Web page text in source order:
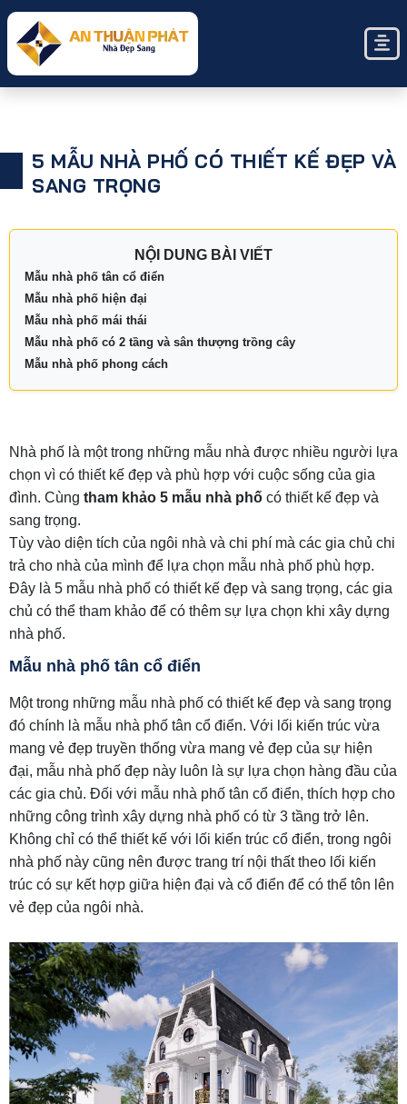
5 MẪU NHÀ PHỐ CÓ THIẾT KẾ ĐẸP VÀ
SANG TRỌNG
NỘI DUNG BÀI VIẾT
Mẫu nhà phố tân cổ điển
Mẫu nhà phố hiện đại
Mẫu nhà phố mái thái
Mẫu nhà phố có 2 tầng và sân thượng trồng cây
Mẫu nhà phố phong cách
Nhà phố là một trong những mẫu nhà được nhiều người lựa
chọn vì có thiết kế đẹp và phù hợp với cuộc sống của gia
đình. Cùng tham khảo 5 mẫu nhà phố có thiết kế đẹp và
sang trọng.
Tùy vào diện tích của ngôi nhà và chi phí mà các gia chủ chi
trả cho nhà của mình để lựa chọn mẫu nhà phố phù hợp.
Đây là 5 mẫu nhà phố có thiết kế đẹp và sang trọng, các gia
chủ có thể tham khảo để có thêm sự lựa chọn khi xây dựng
nhà phố.
Mẫu nhà phố tân cổ điển
Một trong những mẫu nhà phố có thiết kế đẹp và sang trọng
đó chính là mẫu nhà phố tân cổ điển. Với lối kiến trúc vừa
mang vẻ đẹp truyền thống vừa mang vẻ đẹp của sự hiện
đại, mẫu nhà phố đẹp này luôn là sự lựa chọn hàng đầu của
các gia chủ. Đối với mẫu nhà phố tân cổ điển, thích hợp cho
những công trình xây dựng nhà phố có từ 3 tầng trở lên.
Không chỉ có thể thiết kế với lối kiến trúc cổ điển, trong ngôi
nhà phố này cũng nên được trang trí nội thất theo lối kiến
trúc có sự kết hợp giữa hiện đại và cổ điển để có thể tôn lên
vẻ đẹp của ngôi nhà.